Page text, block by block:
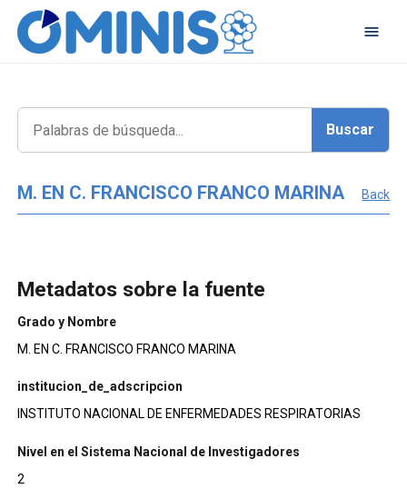
M. EN C. FRANCISCO FRANCO MARINA Back
Metadatos sobre la fuente
Grado y Nombre
M. EN C. FRANCISCO FRANCO MARINA
institucion_de_adscripcion
INSTITUTO NACIONAL DE ENFERMEDADES RESPIRATORIAS
Nivel en el Sistema Nacional de Investigadores
2